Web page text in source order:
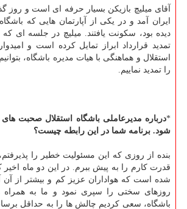
آقای میلیچ بازیکن بسیار حرفه ای است و روز
ایران آمد و در یکی از آپارتمان هایی که
دیده بود، سکونت یافتند. میلیچ در جلسه ای که
تمدید قرارداد ابراز تمایل کرده است و
استقلال و هماهنگی با هیات مدیره باشگاه،
را تمدید نماییم.
*درباره مدیرعاملی باشگاه استقلال صحبت
شود. برنامه شما در این رابطه چیست؟
بنده از روزی که این مسئولیت خطیر را
قدرت کارم را به پیش ببرم. در این دو ماه اخیر
شده است که هواداران عزیز کم و بیشتر از آن
روزهای سختی را سپری نمود و ما به همراه
باشگاه، سعی کردیم چالش ها را به حداقل